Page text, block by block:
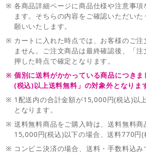
※ 各商品詳細ページに商品仕様や注意事
ます。そちらの内容をご確認いただい
願いいたします。
※ カートに入れた時点では、お客様のご注
ません。ご注文商品は最終確認後、「
押した時点で確定となります。
※ 個別に送料がかかっている商品につき
(税込)以上送料無料」の対象外となりま
※ 1配送内の合計金額が15,000円(税込)以
となります。
※ 送料無料商品をご購入時は、送料無料
15,000円(税込)以下の場合、送料770円(
※ コンビニ決済の場合、送料・手数料込